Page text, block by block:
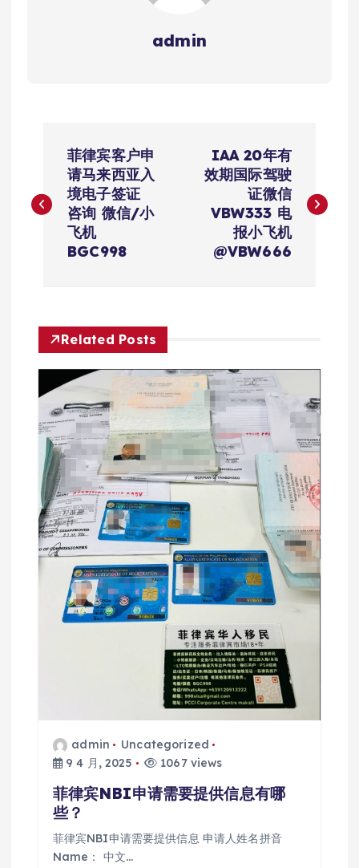
admin
导
菲律宾客户申
请马来西亚入
境电子签证
咨询 微信/小
飞机
BGC998
IAA 20年有
效期国际驾驶
证微信
VBW333 电
报小飞机
@VBW666
Related Posts
admin
Uncategorized
9 4 月, 2025
1067 views
菲律宾NBI申请需要提供信息有哪
些？
菲律宾NBI申请需要提供信息 申请人姓名拼音
Name： 中文…